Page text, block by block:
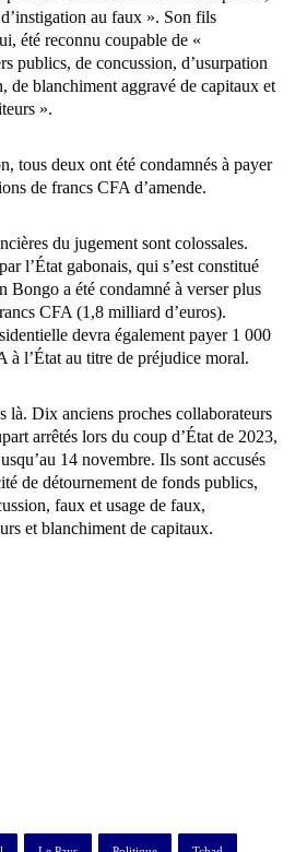
au faux ». Son fils
été reconnu coupable de «
publics, de concussion, d’usurpation
de blanchiment aggravé de capitaux et
».
tous deux ont été condamnés à payer
de francs CFA d’amende.
du jugement sont colossales.
l’État gabonais, qui s’est constitué
Bongo a été condamné à verser plus
CFA (1,8 milliard d’euros).
devra également payer 1 000
à l’État au titre de préjudice moral.
là. Dix anciens proches collaborateurs
arrêtés lors du coup d’État de 2023,
14 novembre. Ils sont accusés
de détournement de fonds publics,
faux et usage de faux,
et blanchiment de capitaux.